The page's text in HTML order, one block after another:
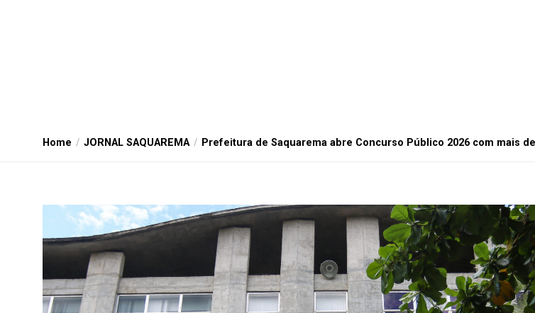
Home JORNAL SAQUAREMA Prefeitura de Saquarema abre Concurso Público 2026 com mais